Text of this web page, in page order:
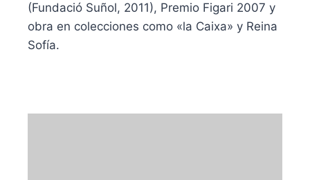
(Fundació Suñol, 2011), Premio Figari 2007 y
obra en colecciones como «la Caixa» y Reina
Sofía.